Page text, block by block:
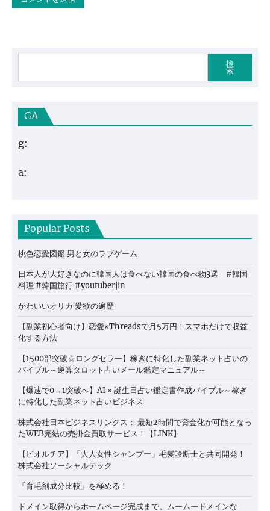
検
索
GA
g:
a:
Popular Posts
桃色恋愛図鑑 男と女のラブゲーム
日本人が大好きなのに韓国人は食べない韓国の食べ物3選 #韓国
料理 #韓国旅行 #youtuberjin
かわいいオリカ 愛欲の遍歴
【副業初心者向け】恋愛×Threadsで月5万円！スマホだけで収益
化する方法
【1500部突破☆ロングセラー】稼ぎに特化した副業ネット占いの
バイブル～逆算タロット占いメール鑑定マニュアル～
【爆速で0→1突破へ】AI × 誕生日占い鑑定書作成バイブル～稼ぎ
に特化した副業ネット占いビジネス
株式会社日本ビジネスリンクス： 最短2時間で資金化が可能となっ
たWEB完結の売掛金買取サービス！【LINK】
【ビオルチア】「大人女性シャンプー」毛髪診断士と共同開発！
株式会社ソーシャルテック
「育毛剤成分比較」を極める！
ドメイン取得からホームページ完成まで。ムームードメインな